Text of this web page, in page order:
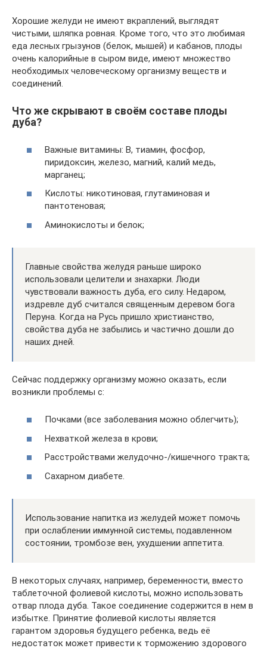
Хорошие желуди не имеют вкраплений, выглядят
чистыми, шляпка ровная. Кроме того, что это любимая
еда лесных грызунов (белок, мышей) и кабанов, плоды
очень калорийные в сыром виде, имеют множество
необходимых человеческому организму веществ и
соединений.
Что же скрывают в своём составе плоды
дуба?
Важные витамины: В, тиамин, фосфор,
пиридоксин, железо, магний, калий медь,
марганец;
Кислоты: никотиновая, глутаминовая и
пантотеновая;
Аминокислоты и белок;
Главные свойства желудя раньше широко
использовали целители и знахарки. Люди
чувствовали важность дуба, его силу. Недаром,
издревле дуб считался священным деревом бога
Перуна. Когда на Русь пришло христианство,
свойства дуба не забылись и частично дошли до
наших дней.
Сейчас поддержку организму можно оказать, если
возникли проблемы с:
Почками (все заболевания можно облегчить);
Нехваткой железа в крови;
Расстройствами желудочно-/кишечного тракта;
Сахарном диабете.
Использование напитка из желудей может помочь
при ослаблении иммунной системы, подавленном
состоянии, тромбозе вен, ухудшении аппетита.
В некоторых случаях, например, беременности, вместо
таблеточной фолиевой кислоты, можно использовать
отвар плода дуба. Такое соединение содержится в нем в
избытке. Принятие фолиевой кислоты является
гарантом здоровья будущего ребенка, ведь её
недостаток может привести к торможению здорового